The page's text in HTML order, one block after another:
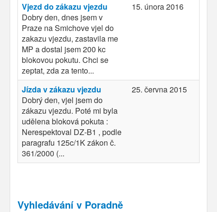
Vjezd do zákazu vjezdu
Dobry den, dnes jsem v
Praze na Smichove vjel do
zakazu vjezdu, zastavila me
MP a dostal jsem 200 kc
blokovou pokutu. Chci se
zeptat, zda za tento...
15. února 2016
Jízda v zákazu vjezdu
Dobrý den, vjel jsem do
zákazu vjezdu. Poté mi byla
udělena bloková pokuta :
Nerespektoval DZ-B1 , podle
paragrafu 125c/1K zákon č.
361/2000 (...
25. června 2015
Vyhledávání v Poradně